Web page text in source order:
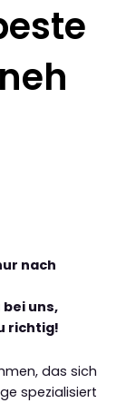
nach
uns,
richtig!
das sich
spezialisiert